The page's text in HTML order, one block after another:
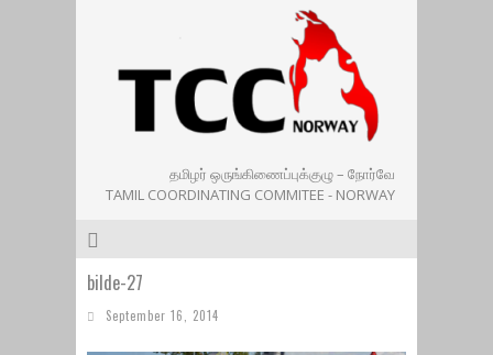
தமிழர் ஒருங்கிணைப்புக்குழு – நோர்வே
TAMIL COORDINATING COMMITEE - NORWAY
bilde-27
September 16, 2014